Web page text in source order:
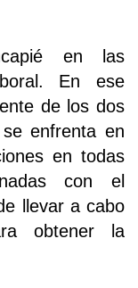
en las
En ese
de los dos
enfrenta en
en todas
con el
llevar a cabo
obtener la